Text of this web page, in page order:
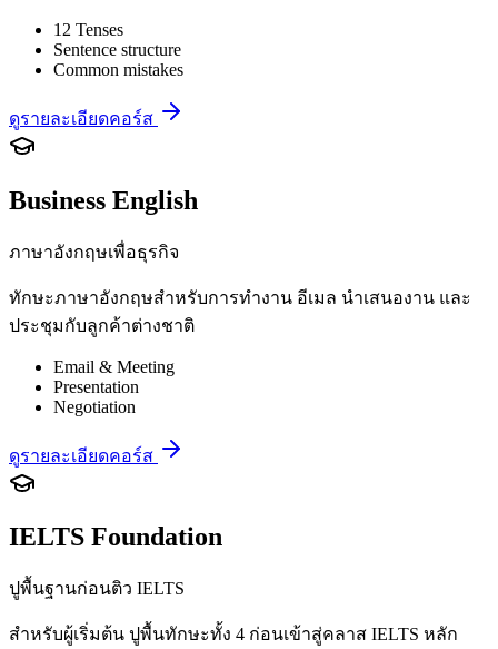
12 Tenses
Sentence structure
Common mistakes
ดูรายละเอียดคอร์ส
Business English
ภาษาอังกฤษเพื่อธุรกิจ
ทักษะภาษาอังกฤษสำหรับการทำงาน อีเมล นำเสนองาน และ
ประชุมกับลูกค้าต่างชาติ
Email & Meeting
Presentation
Negotiation
ดูรายละเอียดคอร์ส
IELTS Foundation
ปูพื้นฐานก่อนติว IELTS
สำหรับผู้เริ่มต้น ปูพื้นทักษะทั้ง 4 ก่อนเข้าสู่คลาส IELTS หลัก